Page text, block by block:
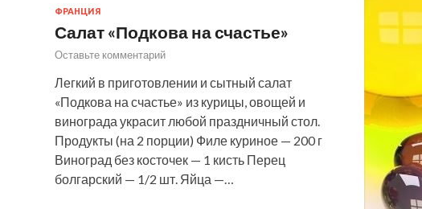
ФРАНЦИЯ
Салат «Подкова на счастье»
Оставьте комментарий
Легкий в приготовлении и сытный салат
«Подкова на счастье» из курицы, овощей и
винограда украсит любой праздничный стол.
Продукты (на 2 порции) Филе куриное — 200 г
Виноград без косточек — 1 кисть Перец
болгарский — 1/2 шт. Яйца —…